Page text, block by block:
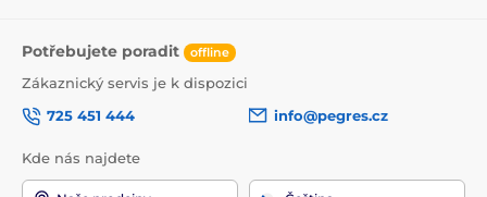
Potřebujete poradit offline
Zákaznický servis je k dispozici
725 451 444
info@pegres.cz
Kde nás najdete